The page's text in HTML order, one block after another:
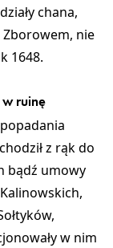
chana,
nie
1648.
ruinę
z rąk do
bądź umowy
w nim